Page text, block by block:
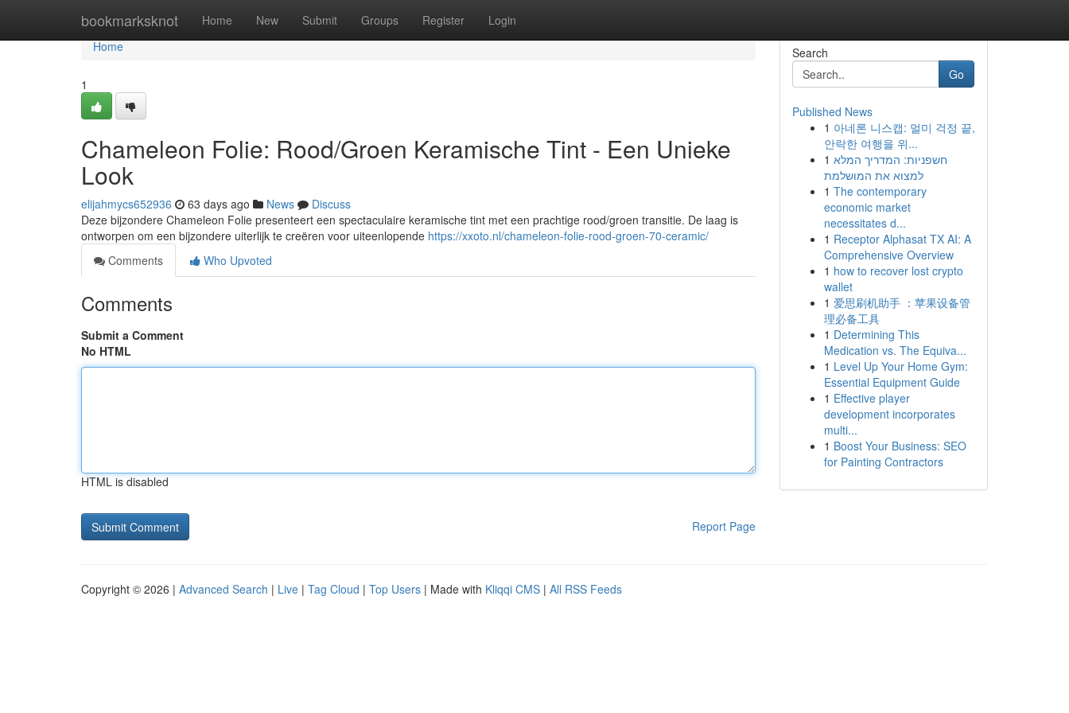
bookmarksknot Home New Submit Groups Register Login
Home
Home
1
Chameleon Folie: Rood/Groen Keramische Tint - Een Unieke
Look
elijahmycs652936 63 days ago News
Discuss
Deze bijzondere Chameleon Folie presenteert een spectaculaire keramische tint met een prachtige rood/groen transitie. De laag is
ontworpen om een bijzondere uiterlijk te creëren voor uiteenlopende https://xxoto.nl/chameleon-folie-rood-groen-70-ceramic/
Comments
Who Upvoted
Comments
Submit a Comment
No HTML
HTML is disabled
Report Page
Search
Go
Published News
1 아네론 니스캡: 멀미 걱정 끝,
안락한 여행을 위...
1 חשפניות: המדריך המלא
למצוא את המושלמת
1 The contemporary
economic market
necessitates d...
1 Receptor Alphasat TX AI: A
Comprehensive Overview
1 how to recover lost crypto
wallet
1 爱思刷机助手 ：苹果设备管
理必备工具
1 Determining This
Medication vs. The Equiva...
1 Level Up Your Home Gym:
Essential Equipment Guide
1 Effective player
development incorporates
multi...
1 Boost Your Business: SEO
for Painting Contractors
Copyright © 2026 | Advanced Search | Live | Tag Cloud | Top Users | Made with Kliqqi CMS | All RSS Feeds